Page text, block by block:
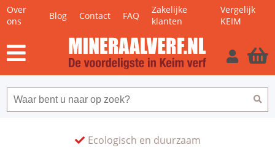
Over
ons
Blog Contact FAQ
Zakelijke
klanten
Vergelijk
KEIM
Ecologisch en duurzaam